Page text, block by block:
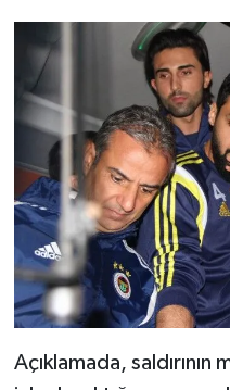
Açıklamada, saldırının